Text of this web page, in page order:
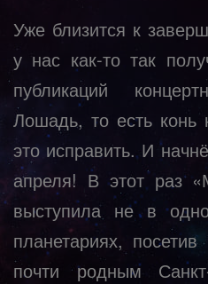
Уже близится к
у нас как-то так
публикаций
Лошадь, то есть
это исправить. И
апреля! В этот раз
выступила не в
планетариях,
почти родным